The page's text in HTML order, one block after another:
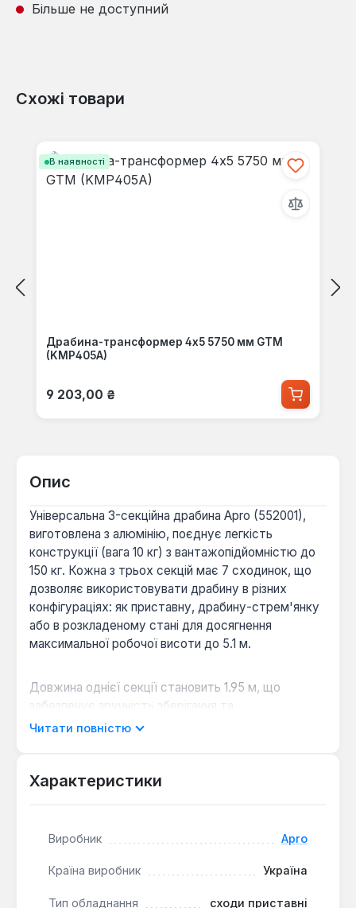
Більше не доступний
Схожі товари
В наявності
Драбина-трансформер 4х5 5750 мм GTM
(KMP405A)
Звичайна ціна:
9 203,00 ₴
Опис
Універсальна 3-секційна драбина Apro (552001),
виготовлена з алюмінію, поєднує легкість
конструкції (вага 10 кг) з вантажопідйомністю до
150 кг. Кожна з трьох секцій має 7 сходинок, що
дозволяє використовувати драбину в різних
конфігураціях: як приставну, драбину-стрем'янку
або в розкладеному стані для досягнення
максимальної робочої висоти до 5.1 м.
Довжина однієї секції становить 1.95 м, що
забезпечує зручність зберігання та
транспортування. Конструкція передбачає
під час виконання робіт. Висота сходинок 280 мм
Багатофункціональність: Можливість
стрем'янку або розсувну конструкцію для
різних завдань.
Читати повністю
Характеристики
Виробник Apro
Країна виробник Україна
Тип обладнання сходи приставні